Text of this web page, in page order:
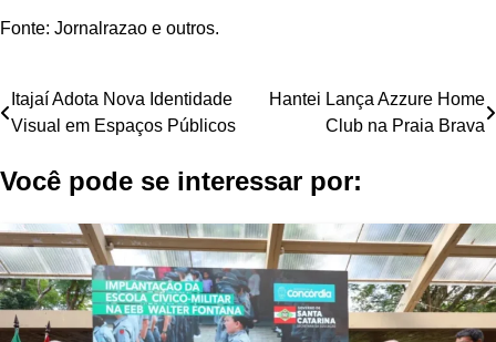
Fonte: Jornalrazao e outros.
Navegação
Post
Itajaí Adota Nova Identidade
Visual em Espaços Públicos
Hantei Lança Azzure Home
Club na Praia Brava
Você pode se interessar por: